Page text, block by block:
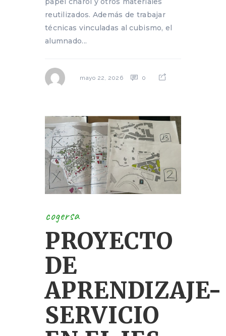
reutilizados. Además de trabajar
técnicas vinculadas al cubismo, el
alumnado...
mayo 22, 2026 0
cogersa
PROYECTO
DE
APRENDIZAJE-
SERVICIO